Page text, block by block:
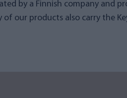
by a Finnish company and
of our products also carry the